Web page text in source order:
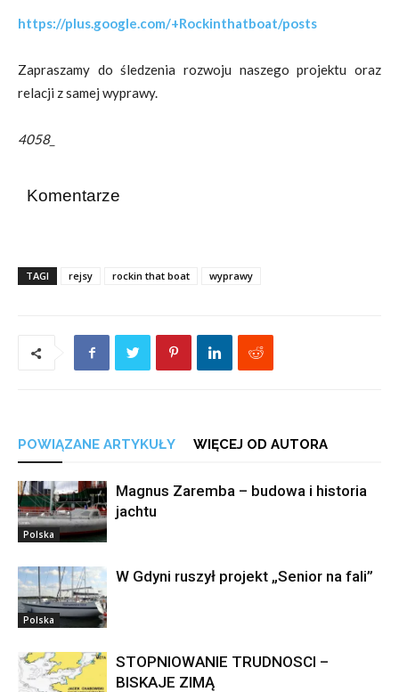
https://plus.google.com/+Rockinthatboat/posts
Zapraszamy do śledzenia rozwoju naszego projektu oraz
relacji z samej wyprawy.
4058_
Komentarze
TAGI rejsy rockin that boat wyprawy
POWIĄZANE ARTYKUŁY WIĘCEJ OD AUTORA
Polska
Magnus Zaremba – budowa i historia
jachtu
Polska
W Gdyni ruszył projekt „Senior na fali”
STOPNIOWANIE TRUDNOSCI –
BISKAJE ZIMĄ